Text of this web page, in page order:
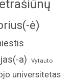
ė)
a) Vytauto
universitetas